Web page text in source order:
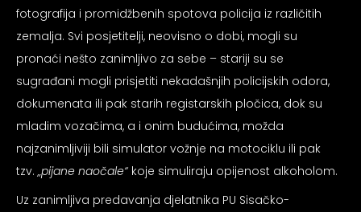
fotografija i promidžbenih spotova policija iz različitih
zemalja. Svi posjetitelji, neovisno o dobi, mogli su
pronaći nešto zanimljivo za sebe – stariji su se
sugrađani mogli prisjetiti nekadašnjih policijskih odora,
dokumenata ili pak starih registarskih pločica, dok su
mladim vozačima, a i onim budućima, možda
najzanimljiviji bili simulator vožnje na motociklu ili pak
tzv.„pijane naočale“ koje simuliraju opijenost alkoholom.
Uz zanimljiva predavanja djelatnika PU Sisačko-